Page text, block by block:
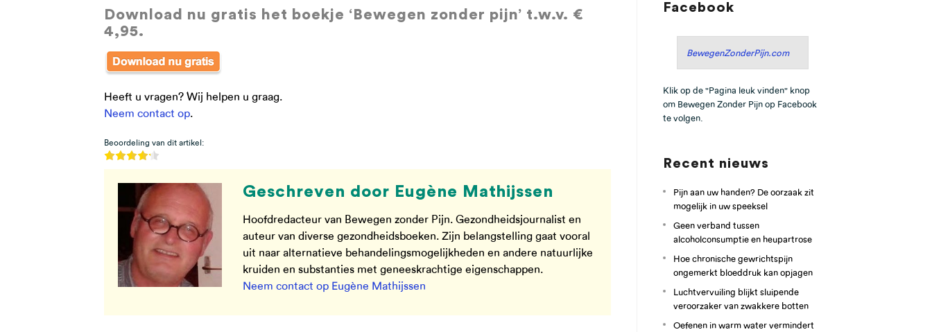
Download nu gratis het boekje ‘Bewegen zonder pijn’ t.w.v. €
4,95.
Heeft u vragen? Wij helpen u graag.
Neem contact op.
Beoordeling van dit artikel:
Geschreven door Eugène Mathijssen
Hoofdredacteur van Bewegen zonder Pijn. Gezondheidsjournalist en
auteur van diverse gezondheidsboeken. Zijn belangstelling gaat vooral
uit naar alternatieve behandelingsmogelijkheden en andere natuurlijke
kruiden en substanties met geneeskrachtige eigenschappen.
Neem contact op Eugène Mathijssen
Facebook
BewegenZonderPijn.com
Klik op de "Pagina leuk vinden" knop
om Bewegen Zonder Pijn op Facebook
te volgen.
Recent nieuws
Pijn aan uw handen? De oorzaak zit
mogelijk in uw speeksel
Geen verband tussen
alcoholconsumptie en heupartrose
Hoe chronische gewrichtspijn
ongemerkt bloeddruk kan opjagen
Luchtvervuiling blijkt sluipende
veroorzaker van zwakkere botten
Oefenen in warm water vermindert